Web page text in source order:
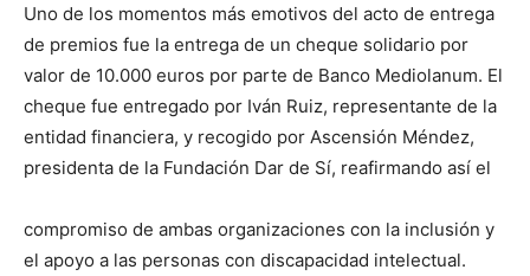
Uno de los momentos más emotivos del acto de entrega
de premios fue la entrega de un cheque solidario por
valor de 10.000 euros por parte de Banco Mediolanum. El
cheque fue entregado por Iván Ruiz, representante de la
entidad financiera, y recogido por Ascensión Méndez,
presidenta de la Fundación Dar de Sí, reafirmando así el
compromiso de ambas organizaciones con la inclusión y
el apoyo a las personas con discapacidad intelectual.